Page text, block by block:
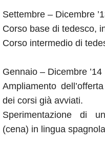
Settembre – Dicembre
Corso base di tedesco,
Corso intermedio di
Gennaio – Dicembre ’14
Ampliamento
dei corsi già avviati.
Sperimentazione di
(cena) in lingua